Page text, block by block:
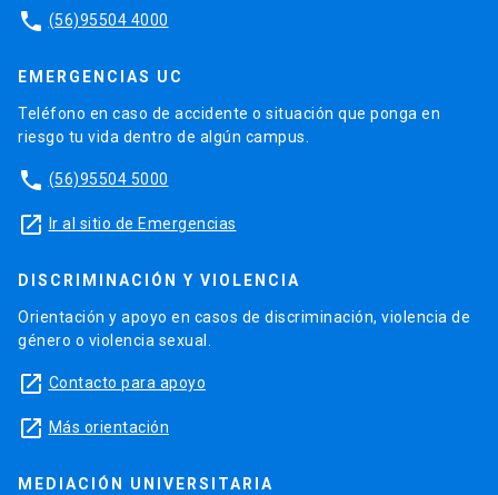
phone (56)95504 4000
EMERGENCIAS UC
Teléfono en caso de accidente o situación que ponga en
riesgo tu vida dentro de algún campus.
phone (56)95504 5000
launch Ir al sitio de Emergencias
DISCRIMINACIÓN Y VIOLENCIA
Orientación y apoyo en casos de discriminación, violencia de
género o violencia sexual.
launch Contacto para apoyo
launch Más orientación
MEDIACIÓN UNIVERSITARIA